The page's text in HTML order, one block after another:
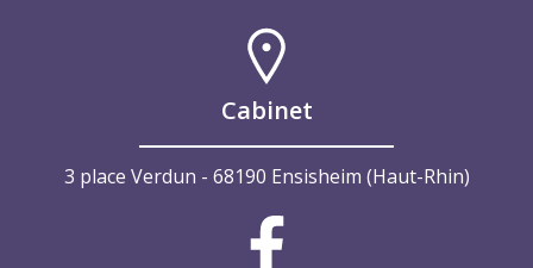
Cabinet
3 place Verdun - 68190 Ensisheim (Haut-Rhin)